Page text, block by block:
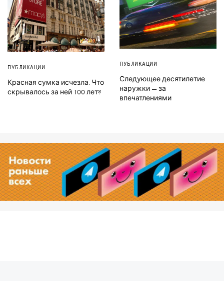
ПУБЛИКАЦИИ
Красная сумка исчезла. Что
скрывалось за ней 100 лет?
ПУБЛИКАЦИИ
Следующее десятилетие
наружки — за
впечатлениями